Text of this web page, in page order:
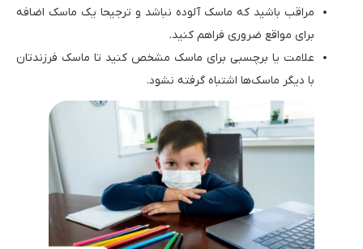
مراقب باشید که ماسک آلوده نباشد و ترجیحا یک ماسک اضافه
برای مواقع ضروری فراهم کنید.
علامت یا برچسبی برای ماسک مشخص کنید تا ماسک فرزندتان
با دیگر ماسک‌ها اشتباه گرفته نشود.